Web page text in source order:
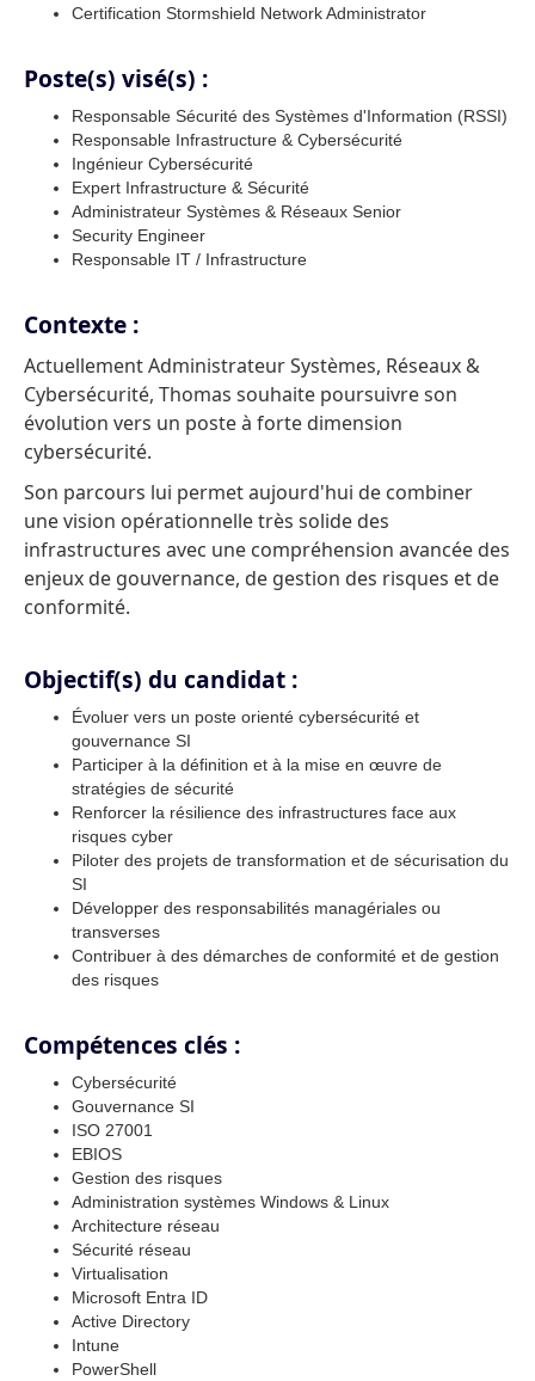
Certification Stormshield Network Administrator
Poste(s) visé(s) :
Responsable Sécurité des Systèmes d'Information (RSSI)
Responsable Infrastructure & Cybersécurité
Ingénieur Cybersécurité
Expert Infrastructure & Sécurité
Administrateur Systèmes & Réseaux Senior
Security Engineer
Responsable IT / Infrastructure
Contexte :
Actuellement Administrateur Systèmes, Réseaux &
Cybersécurité, Thomas souhaite poursuivre son
évolution vers un poste à forte dimension
cybersécurité.
Son parcours lui permet aujourd'hui de combiner
une vision opérationnelle très solide des
infrastructures avec une compréhension avancée des
enjeux de gouvernance, de gestion des risques et de
conformité.
Objectif(s) du candidat :
Évoluer vers un poste orienté cybersécurité et
gouvernance SI
Participer à la définition et à la mise en œuvre de
stratégies de sécurité
Renforcer la résilience des infrastructures face aux
risques cyber
Piloter des projets de transformation et de sécurisation du
SI
Développer des responsabilités managériales ou
transverses
Contribuer à des démarches de conformité et de gestion
des risques
Compétences clés :
Cybersécurité
Gouvernance SI
ISO 27001
EBIOS
Gestion des risques
Administration systèmes Windows & Linux
Architecture réseau
Sécurité réseau
Virtualisation
Microsoft Entra ID
Active Directory
Intune
PowerShell